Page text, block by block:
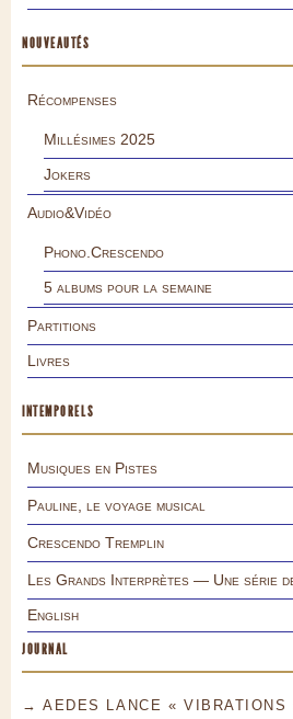
NOUVEAUTÉS
Récompenses
Millésimes 2025
Jokers
Audio&Vidéo
Phono.Crescendo
5 albums pour la semaine
Partitions
Livres
INTEMPORELS
Musiques en Pistes
Pauline, le voyage musical
Crescendo Tremplin
Les Grands Interprètes — Une série
English
JOURNAL
→ AEDES LANCE « VIBRATIONS